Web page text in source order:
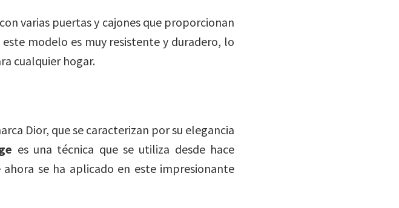
varias puertas y cajones que proporcionan
modelo es muy resistente y duradero, lo
cualquier hogar.
Dior, que se caracterizan por su elegancia
es una técnica que se utiliza desde hace
se ha aplicado en este impresionante